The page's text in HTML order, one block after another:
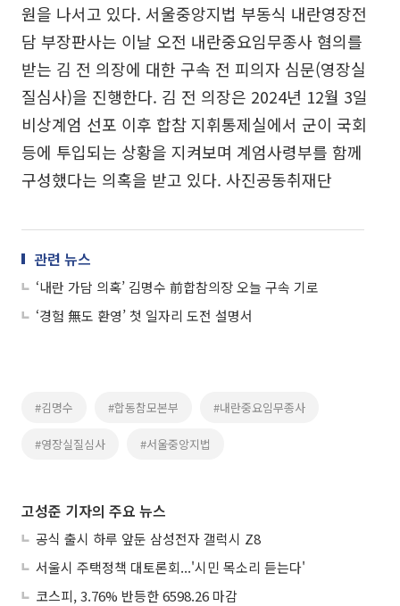
원을 나서고 있다. 서울중앙지법 부동식 내란영장전
담 부장판사는 이날 오전 내란중요임무종사 혐의를
받는 김 전 의장에 대한 구속 전 피의자 심문(영장실
질심사)을 진행한다. 김 전 의장은 2024년 12월 3일
비상계엄 선포 이후 합참 지휘통제실에서 군이 국회
등에 투입되는 상황을 지켜보며 계엄사령부를 함께
구성했다는 의혹을 받고 있다. 사진공동취재단
관련 뉴스
‘내란 가담 의혹’ 김명수 前합참의장 오늘 구속 기로
‘경험 無도 환영’ 첫 일자리 도전 설명서
#김명수 #합동참모본부 #내란중요임무종사
#영장실질심사 #서울중앙지법
고성준 기자의 주요 뉴스
공식 출시 하루 앞둔 삼성전자 갤럭시 Z8
서울시 주택정책 대토론회...'시민 목소리 듣는다'
코스피, 3.76% 반등한 6598.26 마감